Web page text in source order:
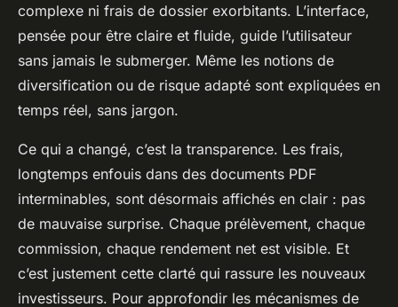
complexe ni frais de dossier exorbitants. L’interface,
pensée pour être claire et fluide, guide l’utilisateur
sans jamais le submerger. Même les notions de
diversification ou de risque adapté sont expliquées en
temps réel, sans jargon.
Ce qui a changé, c’est la transparence. Les frais,
longtemps enfouis dans des documents PDF
interminables, sont désormais affichés en clair : pas
de mauvaise surprise. Chaque prélèvement, chaque
commission, chaque rendement net est visible. Et
c’est justement cette clarté qui rassure les nouveaux
investisseurs. Pour approfondir les mécanismes de